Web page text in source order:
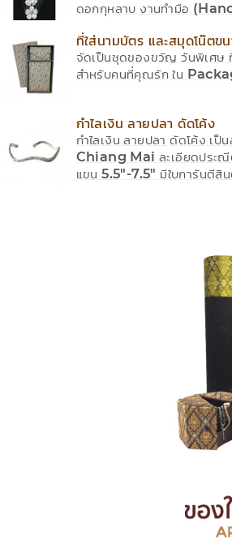
ดอกกุหลาบ งานทำมือ
ที่ใส่นามบัตร และสมุดโน๊ตข
จัดเป็นชุดของขวัญ วันพิเศษ
สำหรับคนที่คุณรัก ใน
กำไลเงิน ลายปลา ดัดโค้ง
กำไลเงิน ลายปลา ดัดโค้ง
Chiang Mai ละเอียดประณีต
แขน 5.5"-7.5" มีใบการันตีสิน